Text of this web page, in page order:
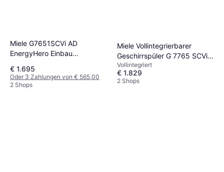
Miele G7651SCVi AD
EnergyHero Einbau
€ 1.695
Oder 3 Zahlungen von € 565,00
2 Shops
Miele Vollintegrierbarer
Geschirrspüler G 7765 SCVi
XXL
Vollintegriert
€ 1.829
2 Shops